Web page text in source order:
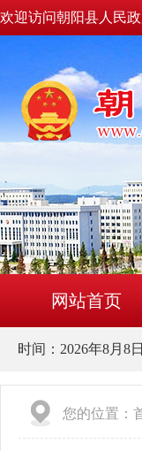
欢迎访问朝阳县人民
网站首页
时间： 2026年8月8
您的位置：